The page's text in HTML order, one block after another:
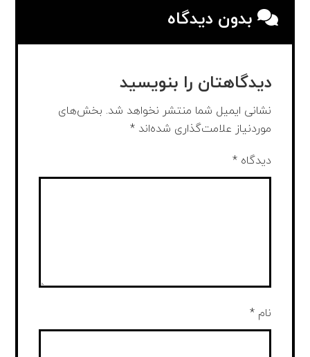
بدون دیدگاه
دیدگاهتان را بنویسید
نشانی ایمیل شما منتشر نخواهد شد. بخش‌های
موردنیاز علامت‌گذاری شده‌اند*
دیدگاه*
نام*